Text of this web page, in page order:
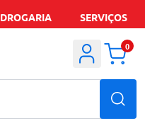
DROGARIA SERVIÇOS
0